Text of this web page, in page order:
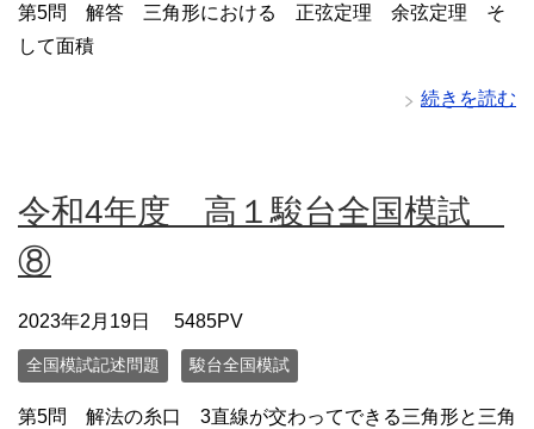
第5問 解答 三角形における 正弦定理 余弦定理 そ
して面積
続きを読む
令和4年度 高１駿台全国模試
⑧
2023年2月19日 5485PV
全国模試記述問題 駿台全国模試
第5問 解法の糸口 3直線が交わってできる三角形と三角